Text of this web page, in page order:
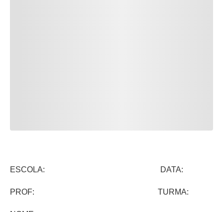
ESCOLA: DATA:
PROF: TURMA: